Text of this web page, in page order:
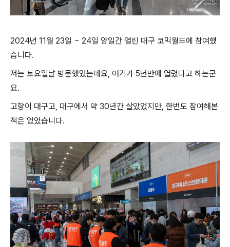
2024년 11월 23일 ~ 24일 양일간 열린 대구 코믹월드에 참여했
습니다.
저는 토요일날 방문했었는데요, 여기가 5년만에 열렸다고 하는군
요.
고향이 대구고, 대구에서 약 30년간 살았었지만, 한번도 참여해본
적은 없었습니다.